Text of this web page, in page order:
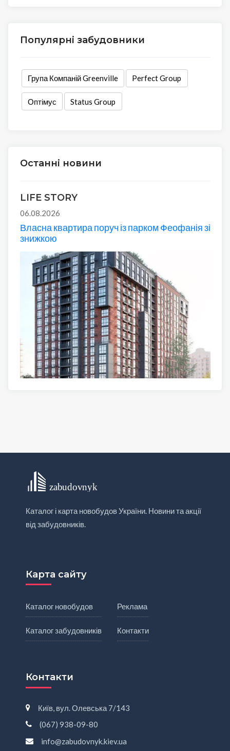
Популярні забудовники
Група Компаній Greenville Perfect Group
Оптімус Status Group
Останні новини
LIFE STORY
06.08.2026
Власна квартира поруч із парком Феофанія зі
знижкою
Каталог і карта новобудов України. Новини та акції
від забудовників.
Карта сайту
Каталог новобудов
Каталог забудовників
Реклама
Контакти
Контакти
Київ, вул. Олевська 7/143
(067) 938-09-80
info@zabudovnyk.kiev.ua